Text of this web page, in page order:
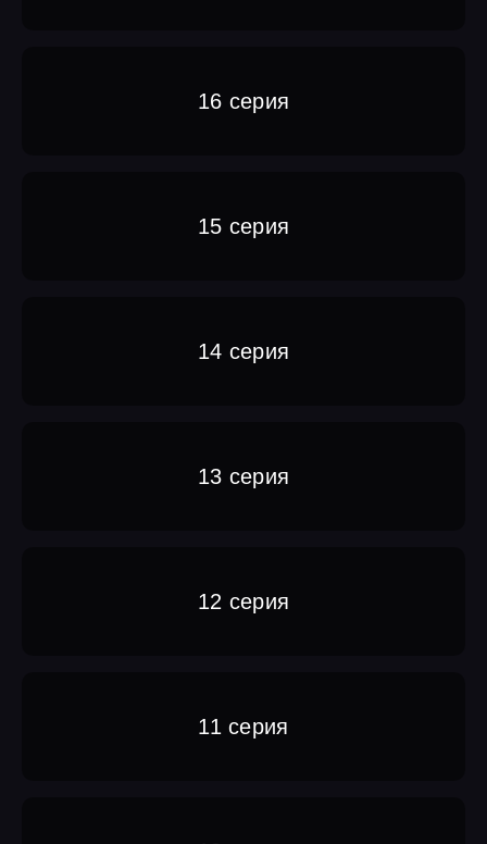
16 серия
15 серия
14 серия
13 серия
12 серия
11 серия